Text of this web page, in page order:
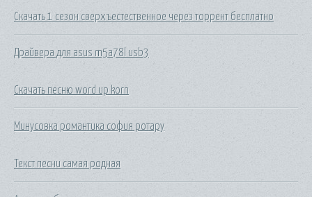
Скачать 1 сезон сверхъестественное через торрент бесплатно
Драйвера для asus m5a78l usb3
Скачать песню word up korn
Минусовка романтика софия ротару
Текст песни самая родная